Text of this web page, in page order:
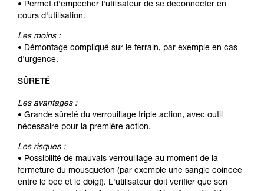
• Permet d'empêcher l'utilisateur de se déconnecter en
cours d'utilisation.
Les moins :
• Démontage compliqué sur le terrain, par exemple en cas
d'urgence.
SÛRETÉ
Les avantages :
• Grande sûreté du verrouillage triple action, avec outil
nécessaire pour la première action.
Les risques :
• Possibilité de mauvais verrouillage au moment de la
fermeture du mousqueton (par exemple une sangle coincée
entre le bec et le doigt). L'utilisateur doit vérifier que son